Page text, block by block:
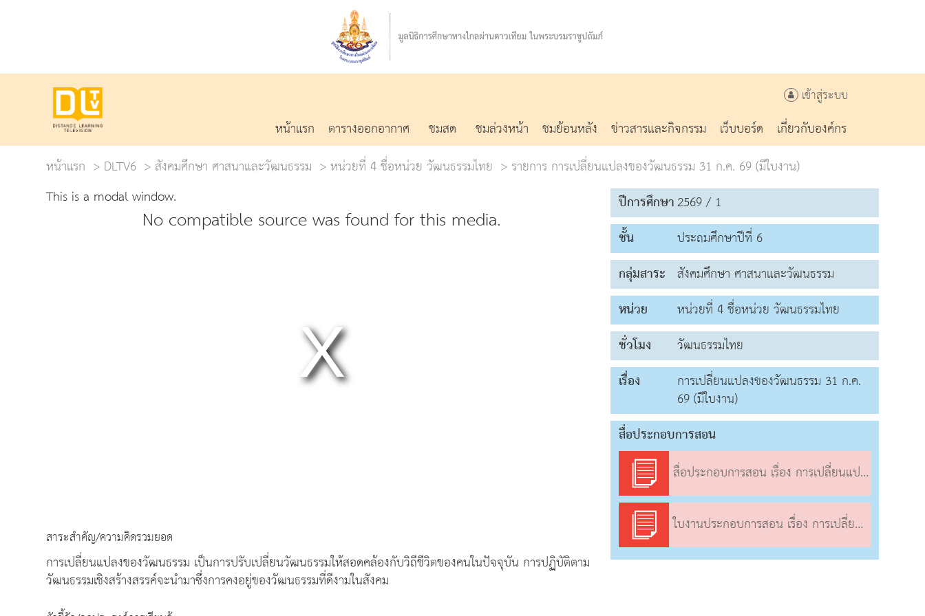
เข้าสู่ระบบ
หน้าแรก ตารางออกอากาศ ชมสด ชมล่วงหน้า ชมย้อนหลัง ข่าวสารและกิจกรรม เว็บบอร์ด
เกี่ยวกับองค์กร
หน้าแรก
DLTV6 สังคมศึกษา ศาสนาและวัฒนธรรม หน่วยที่ 4 ชื่อหน่วย วัฒนธรรมไทย
รายการ การเปลี่ยนแปลงของวัฒนธรรม 31 ก.ค. 69 (มีใบงาน)
This is a modal window.
No compatible source was found for this media.
สาระสำคัญ/ความคิดรวมยอด
การเปลี่ยนแปลงของวัฒนธรรม เป็นการปรับเปลี่ยนวัฒนธรรมให้สอดคล้องกับวิถีชีวิตของคนในปัจจุบัน การปฏิบัติตาม
วัฒนธรรมเชิงสร้างสรรค์จะนำมาซึ่งการคงอยู่ของวัฒนธรรมที่ดีงามในสังคม
ปีการศึกษา2569 / 1
ชั้น
ประถมศึกษาปีที่ 6
กลุ่มสาระ สังคมศึกษา ศาสนาและวัฒนธรรม
หน่วย
หน่วยที่ 4 ชื่อหน่วย วัฒนธรรมไทย
ชั่วโมง
วัฒนธรรมไทย
เรื่อง
การเปลี่ยนแปลงของวัฒนธรรม 31 ก.ค.
69 (มีใบงาน)
สื่อประกอบการสอน
สื่อประกอบการสอน เรื่อง การเปลี่ยนแปลงของวัฒนธรรม
ใบงานประกอบการสอน เรื่อง การเปลี่ยนแปลงของวัฒนธรรม